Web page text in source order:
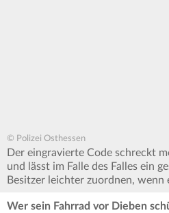
© Polizei Osthessen
Der eingravierte Code schreckt
und lässt im Falle des Falles ein
Besitzer leichter zuordnen, wenn
Wer sein Fahrrad vor Dieben